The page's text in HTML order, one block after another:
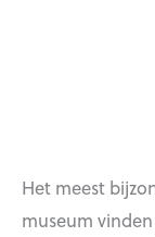
Het meest
museum